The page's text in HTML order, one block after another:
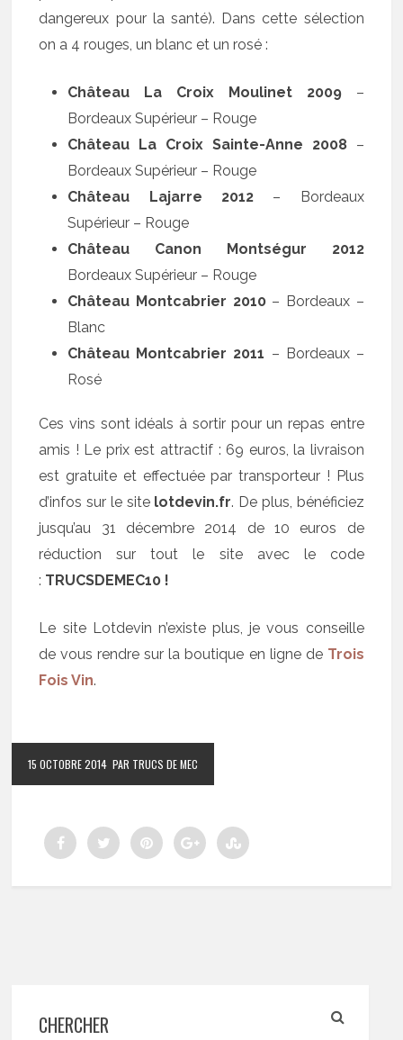
dangereux pour la santé). Dans cette sélection
on a 4 rouges, un blanc et un rosé :
Château La Croix Moulinet 2009–
Bordeaux Supérieur – Rouge
Château La Croix Sainte-Anne 2008–
Bordeaux Supérieur – Rouge
Château Lajarre 2012 – Bordeaux
Supérieur – Rouge
Château Canon Montségur 2012
Bordeaux Supérieur – Rouge
Château Montcabrier 2010– Bordeaux –
Blanc
Château Montcabrier 2011 – Bordeaux –
Rosé
Ces vins sont idéals à sortir pour un repas entre
amis ! Le prix est attractif : 69 euros, la livraison
est gratuite et effectuée par transporteur ! Plus
d’infos sur le site lotdevin.fr. De plus, bénéficiez
jusqu’au 31 décembre 2014 de 10 euros de
réduction sur tout le site avec le code
: TRUCSDEMEC10 !
Le site Lotdevin n’existe plus, je vous conseille
de vous rendre sur la boutique en ligne de Trois
Fois Vin.
15 OCTOBRE 2014 PAR TRUCS DE MEC
CHERCHER